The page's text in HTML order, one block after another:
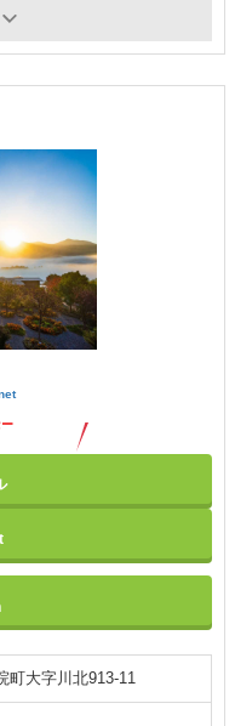
・囲碁
町大字川北913-11